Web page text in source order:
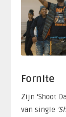
Fornite
Zijn ‘Shoot
van single